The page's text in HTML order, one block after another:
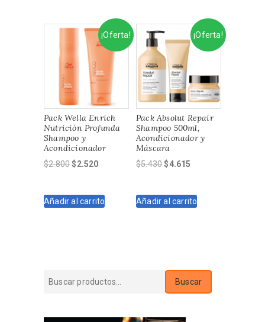
¡Oferta!
Pack Wella Enrich
Nutrición Profunda
Shampoo y
Acondicionador
$2.800El
era:
$2.520El
es:
Añadir al carrito
¡Oferta!
Pack Absolut Repair
Shampoo 500ml,
Acondicionador y
Máscara
$5.430El
era:
$4.615
es:
Añadir al carrito
Buscar
Buscar